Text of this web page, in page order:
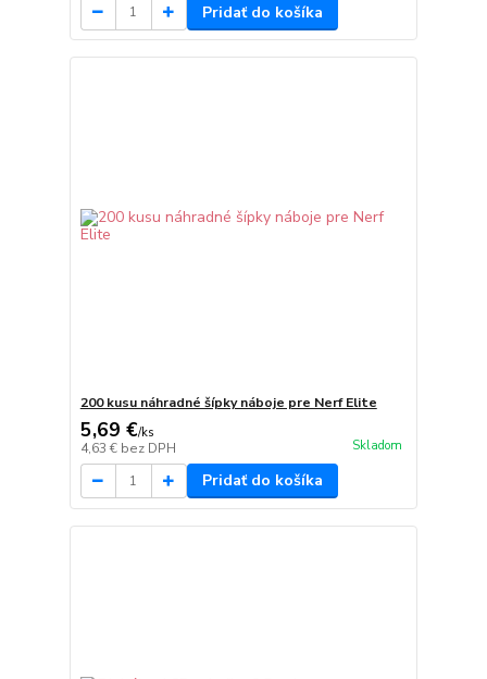
Pridať do košíka
200 kusu náhradné šípky náboje pre Nerf Elite
5,69 €/ks
4,63 € bez DPH Skladom
Pridať do košíka